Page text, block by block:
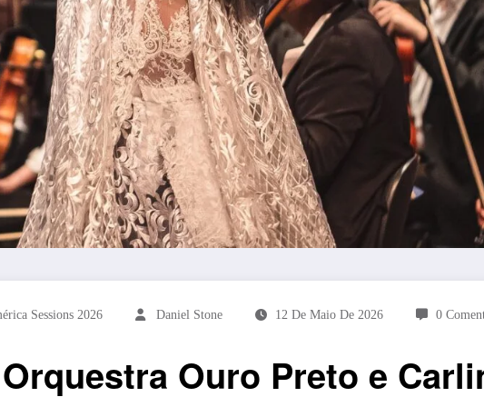
Sessions 2026 Daniel Stone 12 De Maio De 2026 0
Ouro Preto e